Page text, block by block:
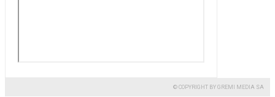
© COPYRIGHT BY GREMI MEDIA SA